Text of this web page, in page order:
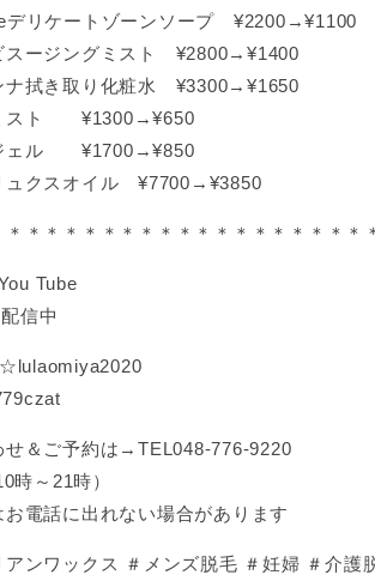
デリケートゾーンソープ ¥2200→¥1100
スージングミスト ¥2800→¥1400
ナ拭き取り化粧水 ¥3300→¥1650
スト ¥1300→¥650
ェル ¥1700→¥850
ュクスオイル ¥7700→¥3850
＊＊＊＊＊＊＊＊＊＊＊＊＊＊＊＊＊＊
Tube
信中
せ＆ご予約は→TEL048-776-9220
時～21時）
電話に出れない場合があります
アンワックス ＃メンズ脱毛 ＃妊婦 ＃介